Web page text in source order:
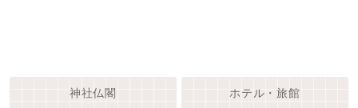
神社仏閣 ホテル・旅館